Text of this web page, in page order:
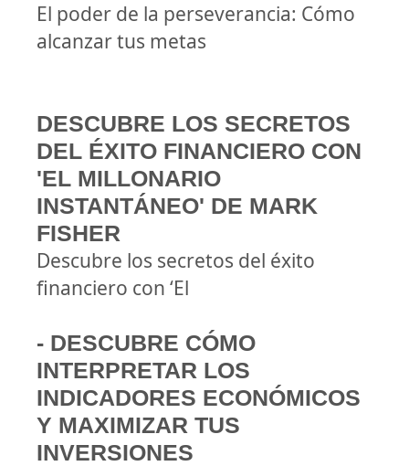
El poder de la perseverancia: Cómo
alcanzar tus metas
DESCUBRE LOS SECRETOS
DEL ÉXITO FINANCIERO CON
'EL MILLONARIO
INSTANTÁNEO' DE MARK
FISHER
Descubre los secretos del éxito
financiero con ‘El
- DESCUBRE CÓMO
INTERPRETAR LOS
INDICADORES ECONÓMICOS
Y MAXIMIZAR TUS
INVERSIONES